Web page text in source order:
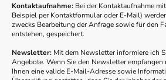
Kontaktaufnahme: Bei der Kontaktaufnahme
Beispiel per Kontaktformular oder E-Mail)
zwecks Bearbeitung der Anfrage sowie für den
entstehen, gespeichert.
Newsletter: Mit dem Newsletter informiere ich
Angebote. Wenn Sie den Newsletter
Ihnen eine valide E-Mail-Adresse sowie